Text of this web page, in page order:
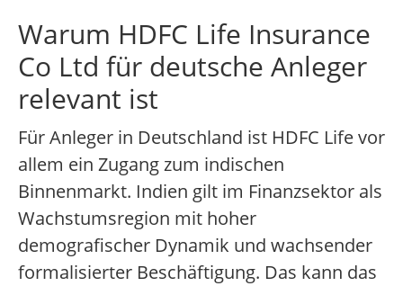
Warum HDFC Life Insurance
Co Ltd für deutsche Anleger
relevant ist
Für Anleger in Deutschland ist HDFC Life vor
allem ein Zugang zum indischen
Binnenmarkt. Indien gilt im Finanzsektor als
Wachstumsregion mit hoher
demografischer Dynamik und wachsender
formalisierter Beschäftigung. Das kann das